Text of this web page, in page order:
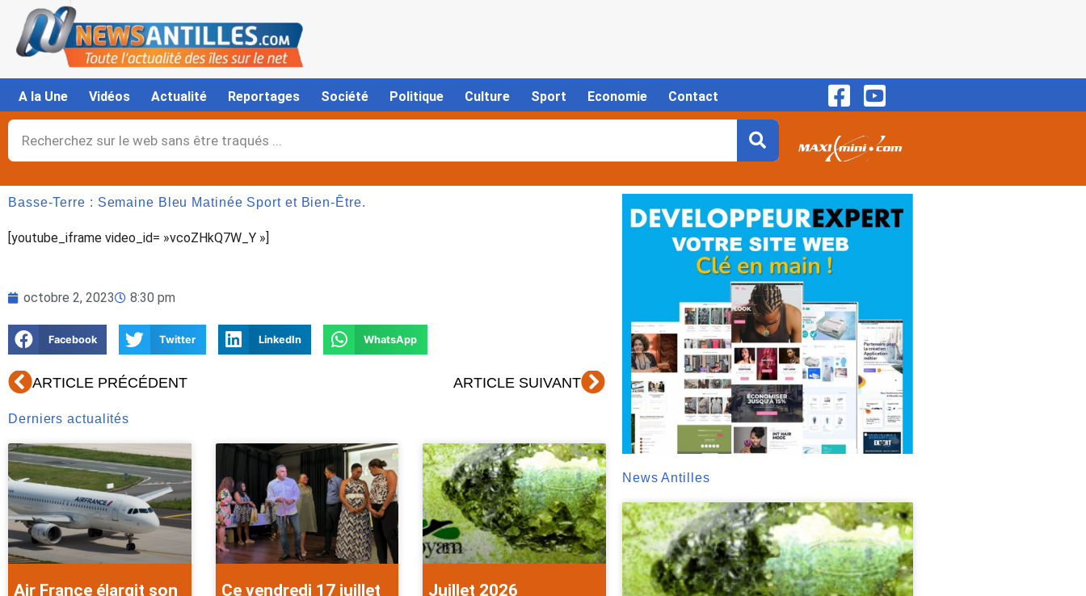
contenu
A la Une Vidéos Actualité Reportages Société Politique Culture Sport Economie Contact
Rechercher
Basse-Terre : Semaine Bleu Matinée Sport et Bien-Être.
[youtube_iframe video_id= »vcoZHkQ7W_Y »]
octobre 2, 2023 8:30 pm
Facebook Twitter LinkedIn WhatsApp
Précédent
ARTICLE PRÉCÉDENT ARTICLE SUIVANTSuivant
Derniers actualités
Air France élargit son
Ce vendredi 17 juillet
Juillet 2026
News Antilles